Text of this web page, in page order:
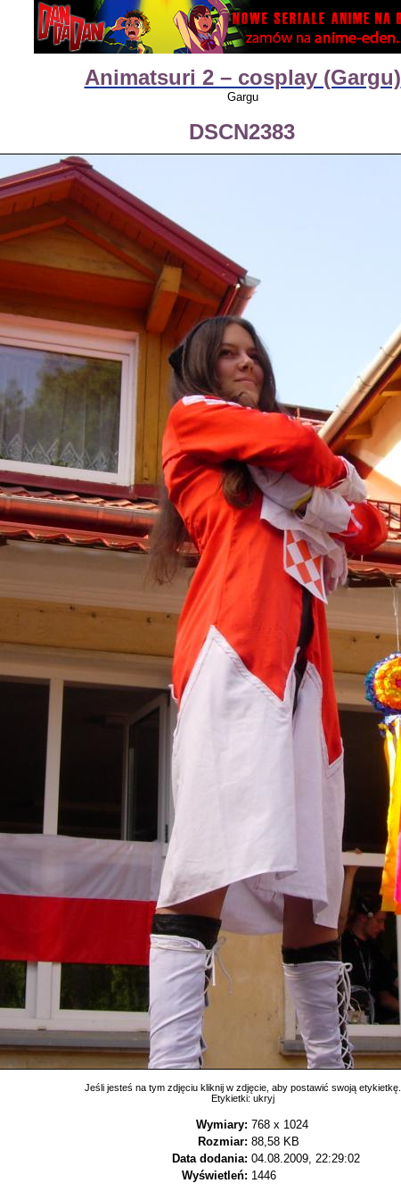
Animatsuri 2 – cosplay (Gargu)
Gargu
DSCN2383
Jeśli jesteś na tym zdjęciu kliknij w zdjęcie, aby postawić swoją etykietkę.
Etykietki: ukryj
Wymiary: 768 x 1024
Rozmiar: 88,58 KB
Data dodania: 04.08.2009, 22:29:02
Wyświetleń: 1446